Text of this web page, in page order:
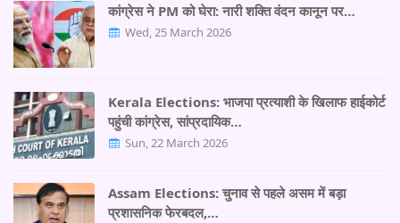
कांग्रेस ने PM को घेरा: नारी शक्ति वंदन कानून पर…
Wed, 25 March 2026
Kerala Elections: भाजपा प्रत्याशी के खिलाफ हाईकोर्ट
पहुंची कांग्रेस, सांप्रदायिक…
Sun, 22 March 2026
Assam Elections: चुनाव से पहले असम में बड़ा
प्रशासनिक फेरबदल,…